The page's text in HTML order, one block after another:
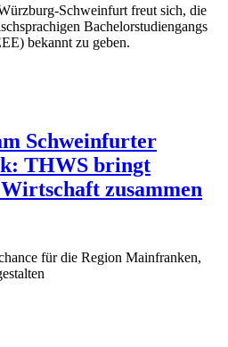
Schweinfurt freut sich, die
Bachelorstudiengangs
bekannt zu geben.
Schweinfurter
THWS bringt
zusammen
für die Region Mainfranken,